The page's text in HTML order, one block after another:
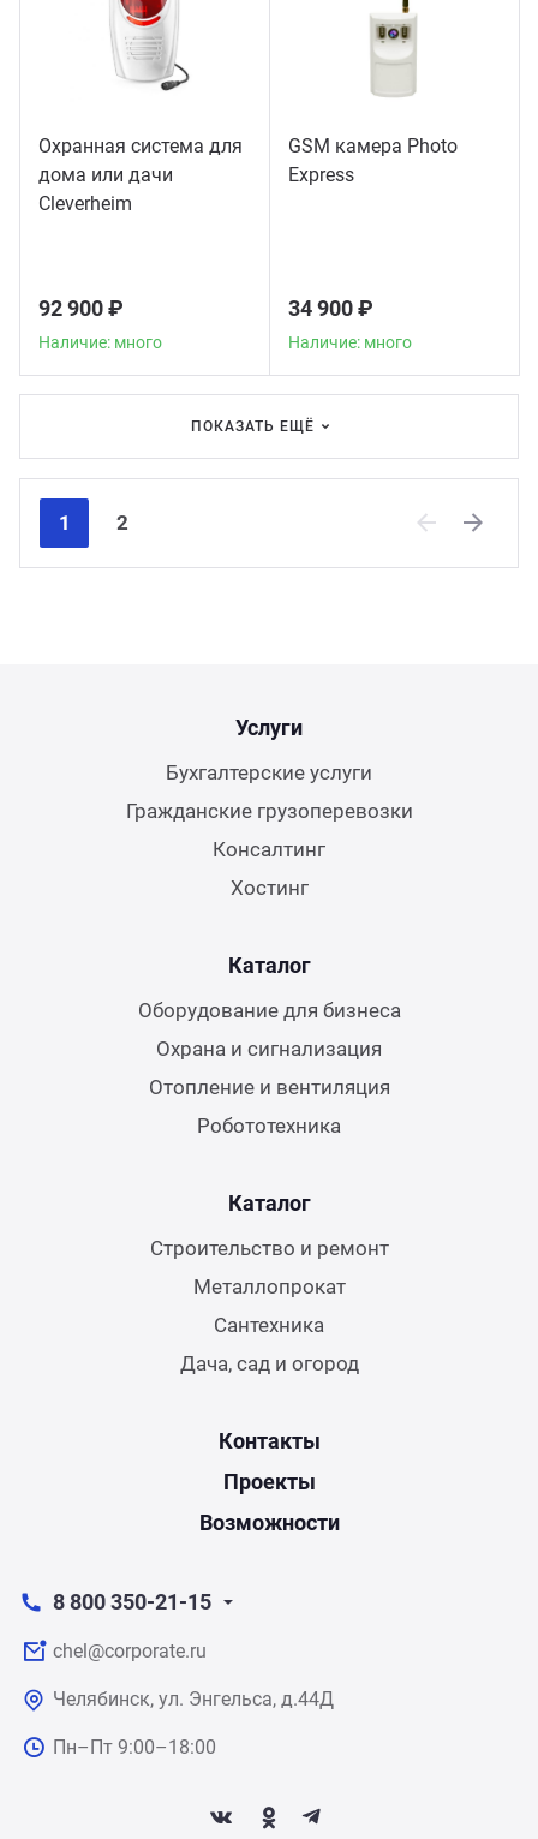
Охранная система для
дома или дачи
Сleverheim
92 900 ₽
Наличие: много
GSM камера Photo
Express
34 900 ₽
Наличие: много
ПОКАЗАТЬ ЕЩЁ
1
2
Услуги
Бухгалтерские услуги
Гражданские грузоперевозки
Консалтинг
Хостинг
Каталог
Оборудование для бизнеса
Охрана и сигнализация
Отопление и вентиляция
Робототехника
Каталог
Строительство и ремонт
Металлопрокат
Сантехника
Дача, сад и огород
Контакты
Проекты
Возможности
8 800 350-21-15
chel@corporate.ru
Челябинск, ул. Энгельса, д.44Д
Пн–Пт 9:00–18:00